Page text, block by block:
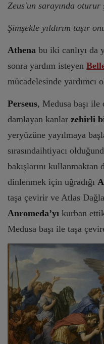
Zeus'un sarayında oturur
Şimşekle yıldırım taşır
Athena bu iki canlıyı da
sonra yardım isteyen
mücadelesinde yardımcı
Perseus, Medusa başı
damlayan kanlar zehirli
yeryüzüne yayılmaya
sırasındaihtiyacı
bakışlarını
dinlenmek için uğradığı
taşa çevirir ve Atlas
Anromeda’yı kurban
Medusa başı ile taşa